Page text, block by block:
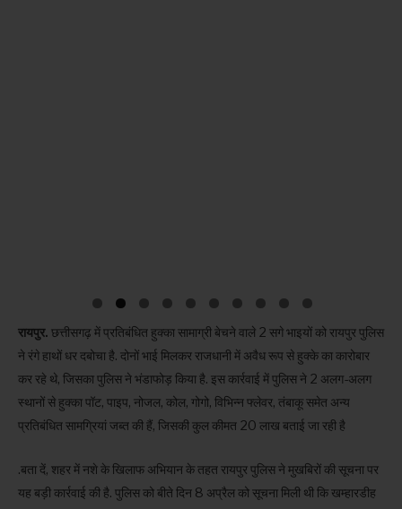
रायपुर. छत्तीसगढ़ में प्रतिबंधित हुक्का सामाग्री बेचने वाले 2 सगे भाइयों को रायपुर पुलिस
ने रंगे हाथों धर दबोचा है. दोनों भाई मिलकर राजधानी में अवैध रूप से हुक्के का कारोबार
कर रहे थे, जिसका पुलिस ने भंडाफोड़ किया है. इस कार्रवाई में पुलिस ने 2 अलग-अलग
स्थानों से हुक्का पॉट, पाइप, नोजल, कोल, गोगो, विभिन्न फ्लेवर, तंबाकू समेत अन्य
प्रतिबंधित सामग्रियां जब्त की हैं, जिसकी कुल कीमत 20 लाख बताई जा रही है
.बता दें, शहर में नशे के खिलाफ अभियान के तहत रायपुर पुलिस ने मुखबिरों की सूचना पर
यह बड़ी कार्रवाई की है. पुलिस को बीते दिन 8 अप्रैल को सूचना मिली थी कि खम्हारडीह